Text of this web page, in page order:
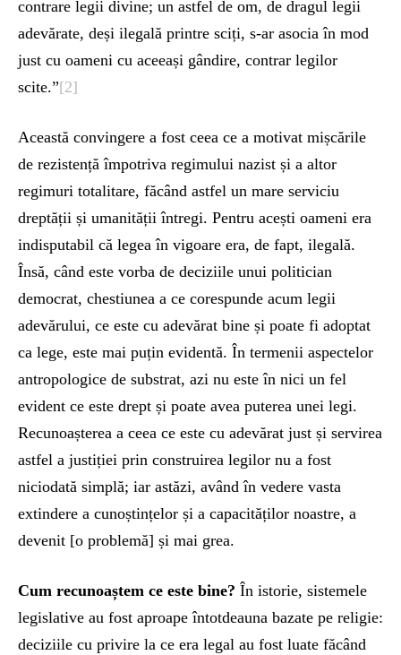
contrare legii divine; un astfel de om, de dragul legii
adevărate, deși ilegală printre sciți, s-ar asocia în mod
just cu oameni cu aceeași gândire, contrar legilor
scite.”[2]
Această convingere a fost ceea ce a motivat mișcările
de rezistență împotriva regimului nazist și a altor
regimuri totalitare, făcând astfel un mare serviciu
dreptății și umanității întregi. Pentru acești oameni era
indisputabil că legea în vigoare era, de fapt, ilegală.
Însă, când este vorba de deciziile unui politician
democrat, chestiunea a ce corespunde acum legii
adevărului, ce este cu adevărat bine și poate fi adoptat
ca lege, este mai puțin evidentă. În termenii aspectelor
antropologice de substrat, azi nu este în nici un fel
evident ce este drept și poate avea puterea unei legi.
Recunoașterea a ceea ce este cu adevărat just și servirea
astfel a justiției prin construirea legilor nu a fost
niciodată simplă; iar astăzi, având în vedere vasta
extindere a cunoștințelor și a capacităților noastre, a
devenit [o problemă] și mai grea.
Cum recunoaștem ce este bine? În istorie, sistemele
legislative au fost aproape întotdeauna bazate pe religie:
deciziile cu privire la ce era legal au fost luate făcând